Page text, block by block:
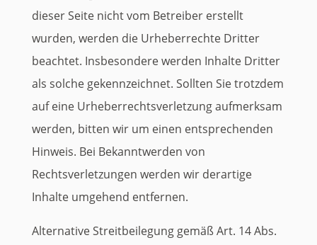
dieser Seite nicht vom Betreiber erstellt
wurden, werden die Urheberrechte Dritter
beachtet. Insbesondere werden Inhalte Dritter
als solche gekennzeichnet. Sollten Sie trotzdem
auf eine Urheberrechtsverletzung aufmerksam
werden, bitten wir um einen entsprechenden
Hinweis. Bei Bekanntwerden von
Rechtsverletzungen werden wir derartige
Inhalte umgehend entfernen.
Alternative Streitbeilegung gemäß Art. 14 Abs.